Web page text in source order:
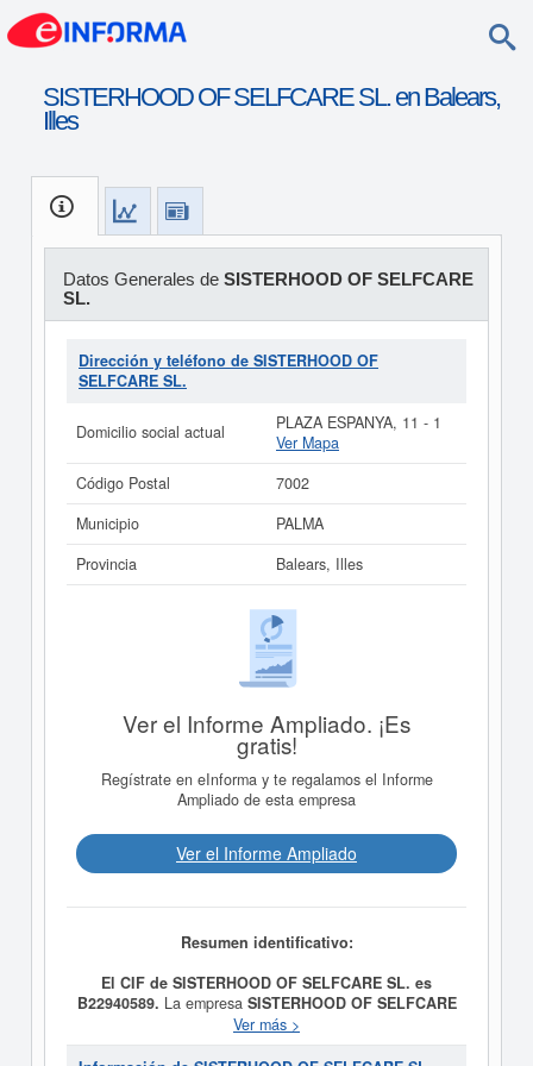
SISTERHOOD OF SELFCARE SL. en Balears,
Illes
Datos Generales de SISTERHOOD OF SELFCARE
SL.
Dirección y teléfono de SISTERHOOD OF
SELFCARE SL.
Domicilio social actual
PLAZA ESPANYA, 11 - 1
Ver Mapa
Código Postal
7002
Municipio
PALMA
Provincia
Balears, Illes
Ver el Informe Ampliado. ¡Es
gratis!
Regístrate en eInforma y te regalamos el Informe
Ampliado de esta empresa
Ver el Informe Ampliado
Resumen identificativo:
El CIF de SISTERHOOD OF SELFCARE SL. es
B22940589. La empresa SISTERHOOD OF SELFCARE
tiene como objetivo 1- La organización y gestión de
eventos, talleres, conferencias, seminarios y actividades
Ver más >